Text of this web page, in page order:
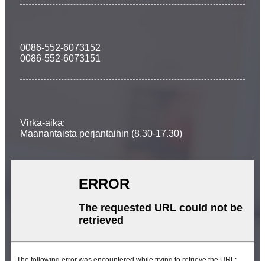
0086-552-6073152
0086-552-6073151
Virka-aika:
Maanantaista perjantaihin (8.30-17.30)